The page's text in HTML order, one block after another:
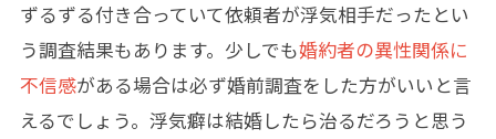
ずるずる付き合っていて依頼者が浮気相手だったとい
う調査結果もあります。少しでも婚約者の異性関係に
不信感がある場合は必ず婚前調査をした方がいいと言
えるでしょう。浮気癖は結婚したら治るだろうと思う